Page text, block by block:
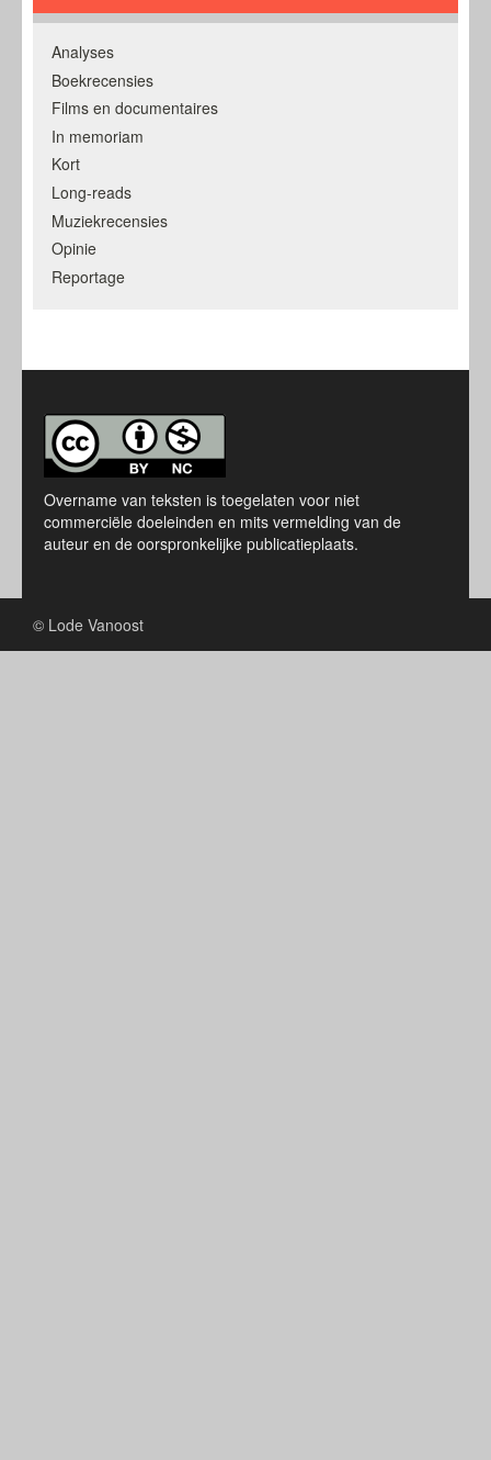
Analyses
Boekrecensies
Films en documentaires
In memoriam
Kort
Long-reads
Muziekrecensies
Opinie
Reportage
Overname van teksten is toegelaten voor niet
commerciële doeleinden en mits vermelding van de
auteur en de oorspronkelijke publicatieplaats.
© Lode Vanoost